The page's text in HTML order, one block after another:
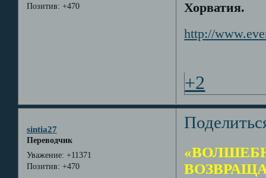
Позитив: +470
Хорватия.
http://
+2
sintia27
Переводчик
Уважение: +11371
Позитив: +470